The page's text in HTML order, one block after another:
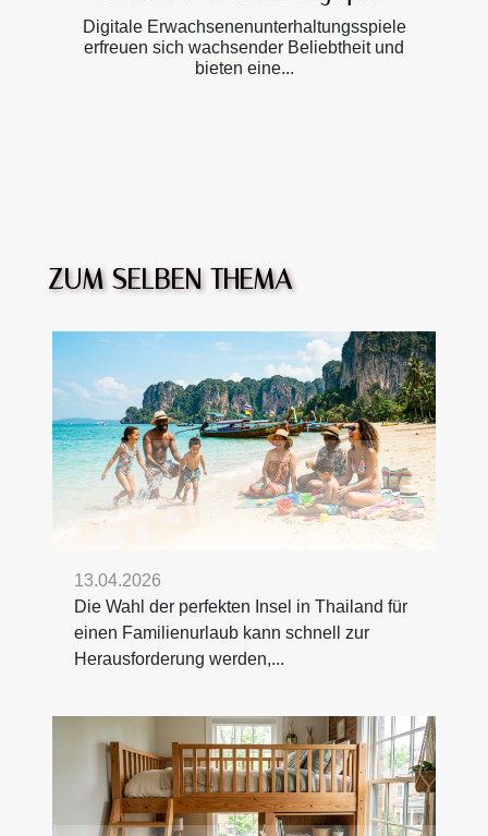
Digitale Erwachsenenunterhaltungsspiele
erfreuen sich wachsender Beliebtheit und
bieten eine...
ZUM SELBEN THEMA
13.04.2026
Die Wahl der perfekten Insel in Thailand für
einen Familienurlaub kann schnell zur
Herausforderung werden,...